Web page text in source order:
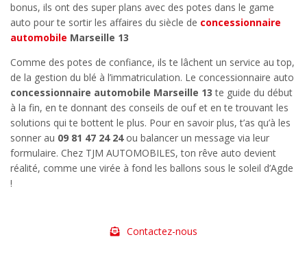
bonus, ils ont des super plans avec des potes dans le game
auto pour te sortir les affaires du siècle de concessionnaire
automobile Marseille 13
Comme des potes de confiance, ils te lâchent un service au top,
de la gestion du blé à l’immatriculation. Le concessionnaire auto
concessionnaire automobile Marseille 13 te guide du début
à la fin, en te donnant des conseils de ouf et en te trouvant les
solutions qui te bottent le plus. Pour en savoir plus, t’as qu’à les
sonner au 09 81 47 24 24ou balancer un message via leur
formulaire. Chez TJM AUTOMOBILES, ton rêve auto devient
réalité, comme une virée à fond les ballons sous le soleil d’Agde
!
Contactez-nous